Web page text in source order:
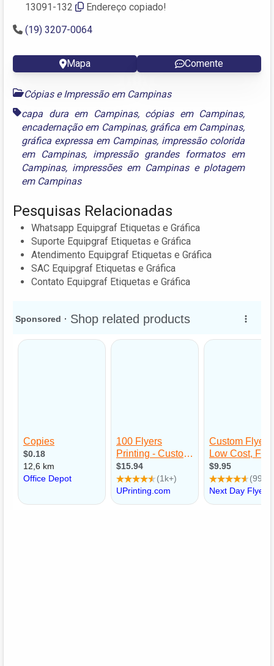
13091-132
Endereço copiado!
(19) 3207-0064
Mapa Comente
Cópias e Impressão em Campinas
capa dura em Campinas, cópias em Campinas,
encadernação em Campinas, gráfica em Campinas,
gráfica expressa em Campinas, impressão colorida
em Campinas, impressão grandes formatos em
Campinas, impressões em Campinase plotagem
em Campinas
Pesquisas Relacionadas
Whatsapp Equipgraf Etiquetas e Gráfica
Suporte Equipgraf Etiquetas e Gráfica
Atendimento Equipgraf Etiquetas e Gráfica
SAC Equipgraf Etiquetas e Gráfica
Contato Equipgraf Etiquetas e Gráfica